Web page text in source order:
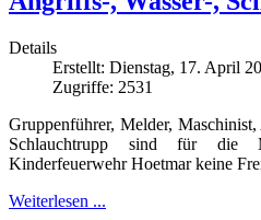
Details
Erstellt: Dienstag, 17. April
Zugriffe: 2531
Gruppenführer, Melder,
Schlauchtrupp sind für die
Kinderfeuerwehr Hoetmar keine
Weiterlesen ...